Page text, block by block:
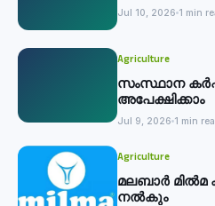
Jul 10, 2026 1 min
Agriculture
സംസ്ഥാന
അപേക്ഷിക്കാം
Jul 9, 2026 1 min
Agriculture
മലബാര്‍ മില്‍മ
നല്‍കും